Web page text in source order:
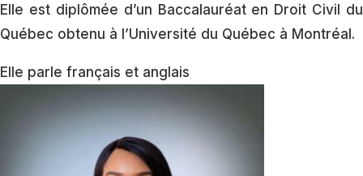
Elle est diplômée d’un Baccalauréat en Droit Civil du
Québec obtenu à l’Université du Québec à Montréal.
Elle parle français et anglais